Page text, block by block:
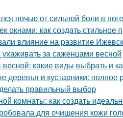
ночью от сильной боли в
как создать стильное
влияние на развитие
за саженцами весной
какие виды выбрать и
деревья и кустарники: полное
правильный выбор
комнаты: как создать
для очищения кожи